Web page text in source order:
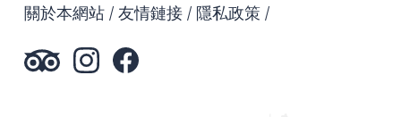
關於本網站 友情鏈接 隱私政策